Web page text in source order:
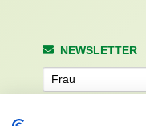
NEWSLETTER
Anrede